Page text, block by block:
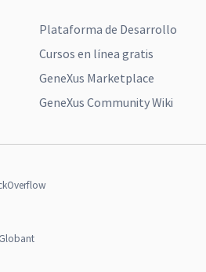
Plataforma de Desarrollo
Cursos en línea gratis
GeneXus Marketplace
GeneXus Community Wiki